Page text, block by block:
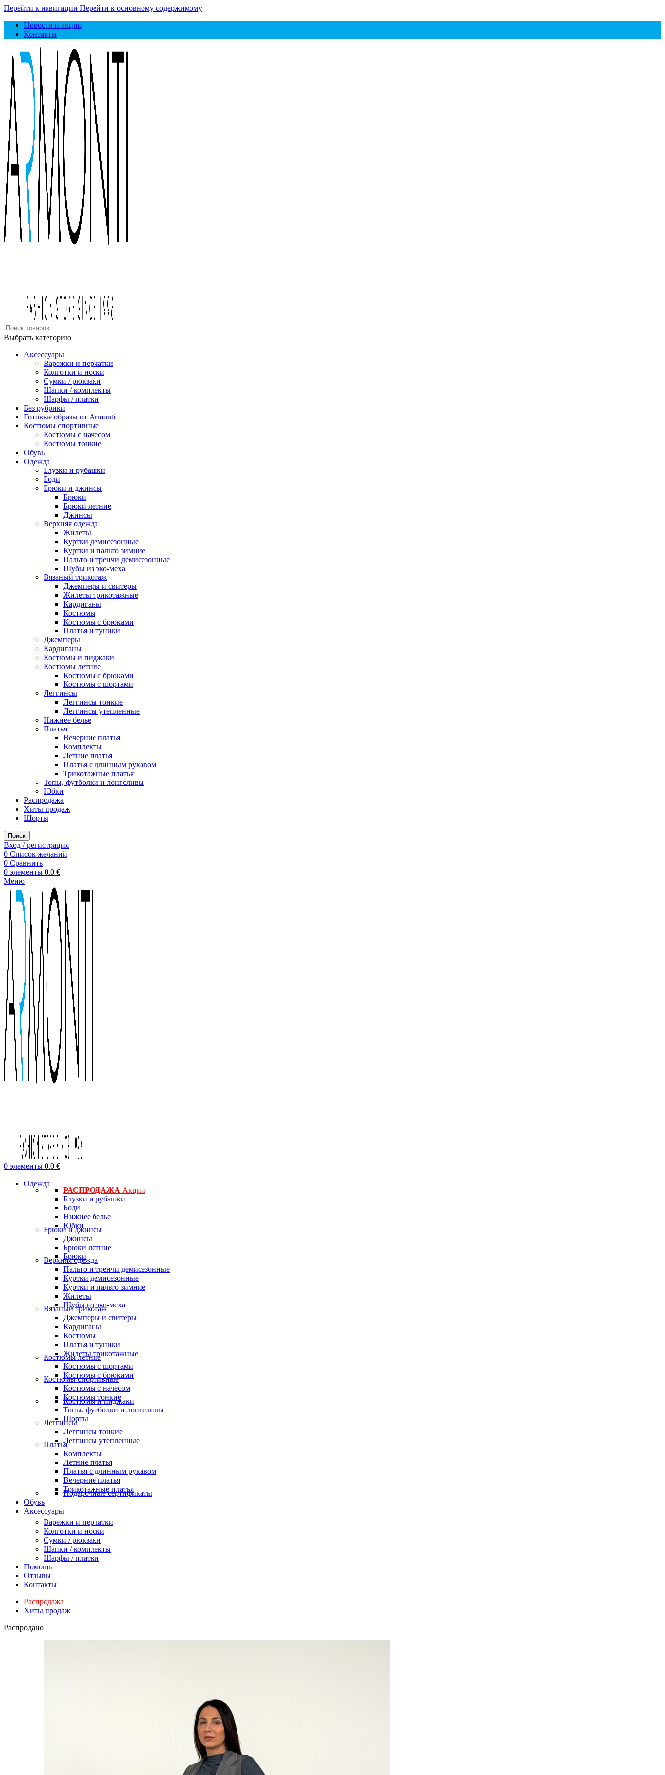
Перейти к навигации Перейти к основному содержимому
Новости и акции
Контакты
Выбрать категорию
Аксессуары
Варежки и перчатки
Колготки и носки
Сумки / рюкзаки
Шапки / комплекты
Шарфы / платки
Без рубрики
Готовые образы от Armonti
Костюмы спортивные
Костюмы с начесом
Костюмы тонкие
Обувь
Одежда
Блузки и рубашки
Боди
Брюки и джинсы
Брюки
Брюки летние
Джинсы
Верхняя одежда
Жилеты
Куртки демисезонные
Куртки и пальто зимние
Пальто и тренчи демисезонные
Шубы из эко-меха
Вязаный трикотаж
Джемперы и свитеры
Жилеты трикотажные
Кардиганы
Костюмы
Костюмы с брюками
Платья и туники
Джемперы
Кардиганы
Костюмы и пиджаки
Костюмы летние
Костюмы с брюками
Костюмы с шортами
Леггинсы
Леггинсы тонкие
Леггинсы утепленные
Нижнее белье
Платья
Вечерние платья
Комплекты
Летние платья
Платья с длинным рукавом
Трикотажные платья
Топы, футболки и лонгсливы
Юбки
Распродажа
Хиты продаж
Шорты
Поиск
Вход / регистрация
0 Список желаний
0 Сравнить
0 элементы 0.0 €
Меню
0 элементы 0.0 €
Одежда
РАСПРОДАЖА Акции
Блузки и рубашки
Боди
Нижнее белье
Юбки
Брюки и джинсы
Джинсы
Брюки летние
Брюки
Верхняя одежда
Пальто и тренчи демисезонные
Куртки демисезонные
Куртки и пальто зимние
Жилеты
Шубы из эко-меха
Вязаный трикотаж
Джемперы и свитеры
Кардиганы
Костюмы
Платья и туники
Жилеты трикотажные
Костюмы летние
Костюмы с шортами
Костюмы с брюками
Костюмы спортивные
Костюмы с начесом
Костюмы тонкие
Костюмы и пиджаки
Топы, футболки и лонгсливы
Шорты
Леггинсы
Леггинсы тонкие
Леггинсы утепленные
Платья
Комплекты
Летние платья
Платья с длинным рукавом
Вечерние платья
Трикотажные платья
Подарочные сертификаты
Обувь
Аксессуары
Варежки и перчатки
Колготки и носки
Сумки / рюкзаки
Шапки / комплекты
Шарфы / платки
Помощь
Отзывы
Контакты
Распродажа
Хиты продаж
Распродано